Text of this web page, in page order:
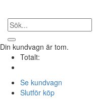
Din kundvagn är tom.
Totalt:
Se kundvagn
Slutför köp